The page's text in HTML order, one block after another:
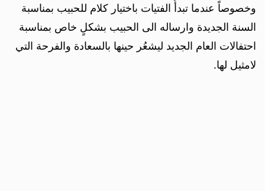
وخصوصاً عندما تبدأُ الفتيات باختيار كلام للحبيب بمناسبة
السنة الجديدة وارساله الى الحبيب بشكلٍ خاص بمناسبة
احتفالات العام الجديد ليشعُر حينها بالسعادة والفرحة التي
لامثيل لها.